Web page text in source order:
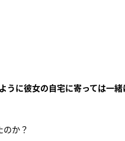
うに彼女の自宅に寄っては一
か？